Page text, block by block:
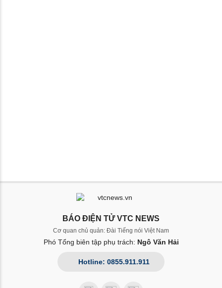
BÁO ĐIỆN TỬ VTC NEWS
Cơ quan chủ quản: Đài Tiếng nói Việt Nam
Phó Tổng biên tập phụ trách: Ngô Văn Hải
Hotline: 0855.911.911